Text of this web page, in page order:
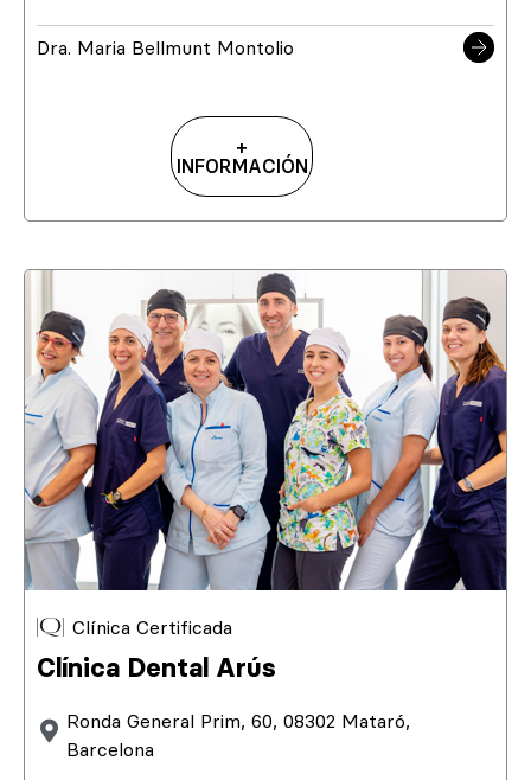
Dra. Maria Bellmunt Montolio
+
INFORMACIÓN
Clínica Certificada
Clínica Dental Arús
Ronda General Prim, 60, 08302 Mataró,
Barcelona